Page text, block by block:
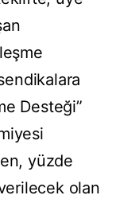
Desteği”
yüzde
olan